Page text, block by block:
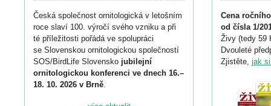
Česká společnost ornitologická v letošním
roce slaví 100. výročí svého vzniku a při
té příležitosti pořádá ve spolupráci
se Slovenskou ornitologickou společností
SOS/BirdLife Slovensko jubilejní
ornitologickou konferenci ve dnech 16.–
18. 10. 2026 v Brně.
Cena
od čísla 1/
Živy (tedy 59
Dvouleté
Zjistěte, jak